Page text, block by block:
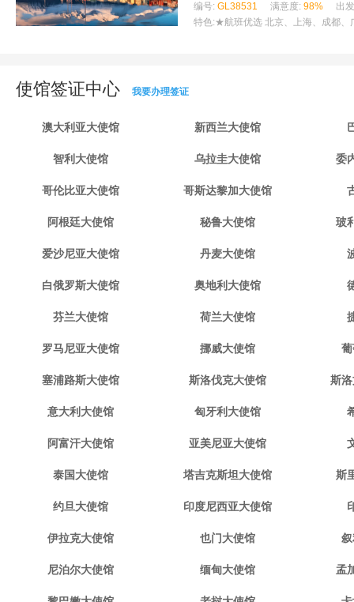
编号: GL38531 满意度: 98%
出
特色:★航班优选 北京、上海、成都
使馆签证中心 我要办理签证
澳大利亚大使馆 新西兰大使馆
智利大使馆 乌拉圭大使馆 委
哥伦比亚大使馆 哥斯达黎加大使馆
阿根廷大使馆 秘鲁大使馆 玻
爱沙尼亚大使馆 丹麦大使馆
白俄罗斯大使馆 奥地利大使馆
芬兰大使馆 荷兰大使馆
罗马尼亚大使馆 挪威大使馆
塞浦路斯大使馆 斯洛伐克大使馆 斯
意大利大使馆 匈牙利大使馆
阿富汗大使馆 亚美尼亚大使馆
泰国大使馆 塔吉克斯坦大使馆 斯
约旦大使馆 印度尼西亚大使馆
伊拉克大使馆 也门大使馆
尼泊尔大使馆 缅甸大使馆 孟